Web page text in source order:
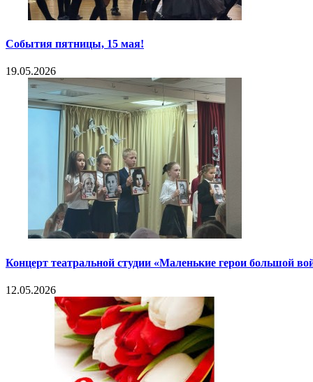
События пятницы, 15 мая!
19.05.2026
Концерт театральной студии «Маленькие герои большой
12.05.2026